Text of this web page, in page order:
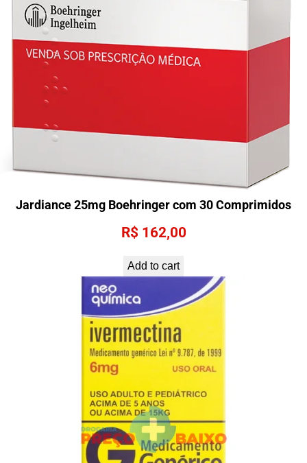
Jardiance 25mg Boehringer com 30 Comprimidos
R$ 162,00
Add to cart